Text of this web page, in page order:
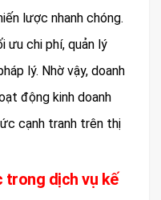
lược nhanh chóng.
ưu chi phí, quản lý
lý. Nhờ vậy, doanh
động kinh doanh
cạnh tranh trên thị
trong dịch vụ kế